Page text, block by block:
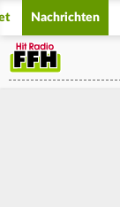
Nachrichten